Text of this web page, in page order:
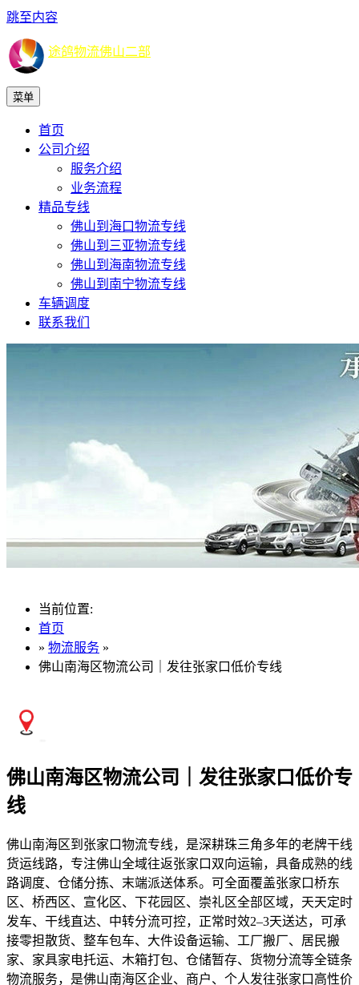
跳至内容
途鸽物流佛山二部
菜单
首页
公司介绍
服务介绍
业务流程
精品专线
佛山到海口物流专线
佛山到三亚物流专线
佛山到海南物流专线
佛山到南宁物流专线
车辆调度
联系我们
当前位置:
首页
» 物流服务 »
佛山南海区物流公司｜发往张家口低价专线
佛山南海区物流公司｜发往张家口低价专
线
佛山南海区到张家口物流专线，是深耕珠三角多年的老牌干线
货运线路，专注佛山全域往返张家口双向运输，具备成熟的线
路调度、仓储分拣、末端派送体系。可全面覆盖张家口桥东
区、桥西区、宣化区、下花园区、崇礼区全部区域，天天定时
发车、干线直达、中转分流可控，正常时效2–3天送达，可承
接零担散货、整车包车、大件设备运输、工厂搬厂、居民搬
家、家具家电托运、木箱打包、仓储暂存、货物分流等全链条
物流服务，是佛山南海区企业、商户、个人发往张家口高性价